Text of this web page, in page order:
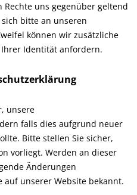
Rechte uns gegenüber geltend
bitte an unseren
können wir zusätzliche
Identität anfordern.
unsere
falls dies aufgrund neuer
Bitte stellen Sie sicher,
vorliegt. Werden an dieser
Änderungen
auf unserer Website bekannt.